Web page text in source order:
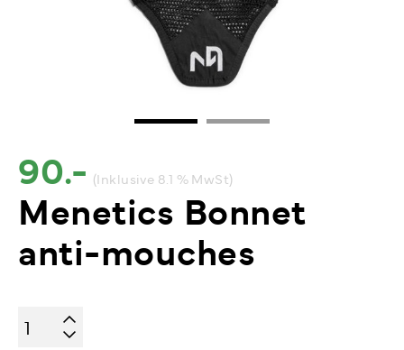
90.- (Inklusive 8.1 % MwSt)
Menetics Bonnet
anti-mouches
quantité
de